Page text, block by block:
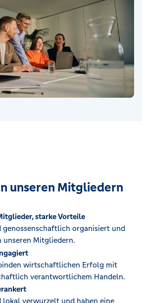
unseren Mitgliedern
starke Vorteile
genossenschaftlich organisiert und
unseren Mitgliedern.
wirtschaftlichen Erfolg mit
verantwortlichem Handeln.
lokal verwurzelt und haben eine